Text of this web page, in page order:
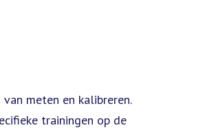
meten en kalibreren.
trainingen op de